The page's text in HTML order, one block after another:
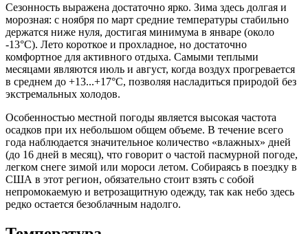
Сезонность выражена достаточно ярко. Зима здесь долгая и
морозная: с ноября по март средние температуры стабильно
держатся ниже нуля, достигая минимума в январе (около
-13°C). Лето короткое и прохладное, но достаточно
комфортное для активного отдыха. Самыми теплыми
месяцами являются июль и август, когда воздух прогревается
в среднем до +13...+17°C, позволяя насладиться природой без
экстремальных холодов.
Особенностью местной погоды является высокая частота
осадков при их небольшом общем объеме. В течение всего
года наблюдается значительное количество «влажных» дней
(до 16 дней в месяц), что говорит о частой пасмурной погоде,
легком снеге зимой или мороси летом. Собираясь в поездку в
США в этот регион, обязательно стоит взять с собой
непромокаемую и ветрозащитную одежду, так как небо здесь
редко остается безоблачным надолго.